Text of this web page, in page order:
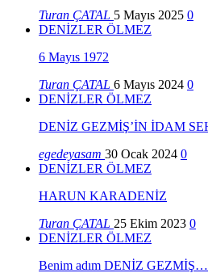
Turan ÇATAL 5 Mayıs 2025 0
DENİZLER ÖLMEZ
6 Mayıs 1972
Turan ÇATAL 6 Mayıs 2024 0
DENİZLER ÖLMEZ
DENİZ GEZMİŞ’İN İDAM
egedeyasam 30 Ocak 2024 0
DENİZLER ÖLMEZ
HARUN KARADENİZ
Turan ÇATAL 25 Ekim 2023 0
DENİZLER ÖLMEZ
Benim adım DENİZ GEZMİŞ…